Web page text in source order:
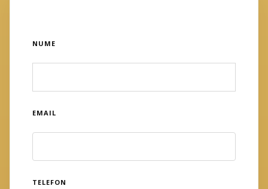
NUME
EMAIL
TELEFON